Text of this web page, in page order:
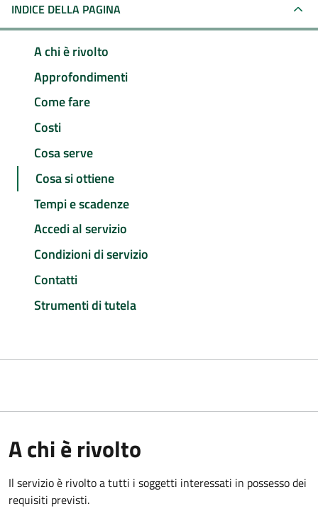
INDICE DELLA PAGINA
A chi è rivolto
Approfondimenti
Come fare
Costi
Cosa serve
Cosa si ottiene
Tempi e scadenze
Accedi al servizio
Condizioni di servizio
Contatti
Strumenti di tutela
A chi è rivolto
Il servizio è rivolto a tutti i soggetti interessati in possesso dei
requisiti previsti.